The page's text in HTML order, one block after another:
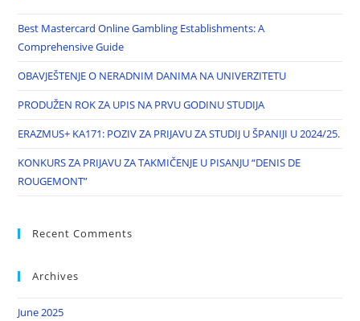
Best Mastercard Online Gambling Establishments: A
Comprehensive Guide
OBAVJEŠTENJE O NERADNIM DANIMA NA UNIVERZITETU
PRODUŽEN ROK ZA UPIS NA PRVU GODINU STUDIJA
ERAZMUS+ KA171: POZIV ZA PRIJAVU ZA STUDIJ U ŠPANIJI U 2024/25.
KONKURS ZA PRIJAVU ZA TAKMIČENJE U PISANJU “DENIS DE
ROUGEMONT”
Recent Comments
Archives
June 2025